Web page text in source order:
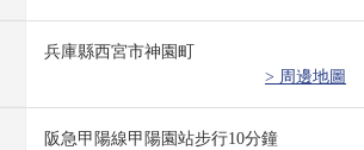
兵庫縣西宮市神園町
> 周邊地圖
阪急甲陽線甲陽園站步行10分鐘